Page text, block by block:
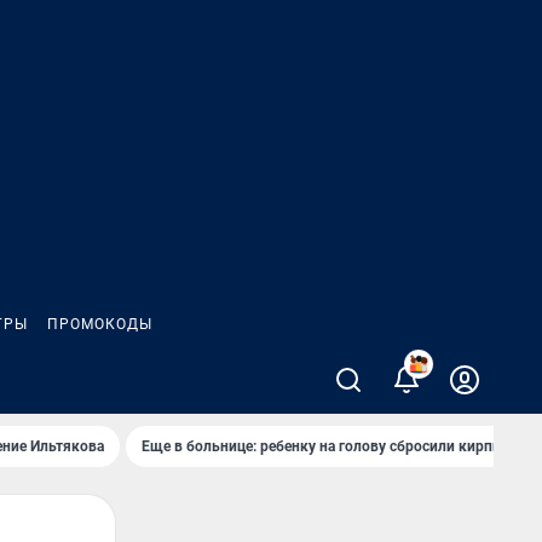
ПРОМОКОДЫ
Ильтякова Еще в больнице: ребенку на голову сбросили кирпич